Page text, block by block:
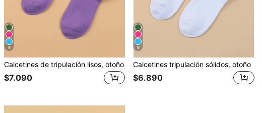
9
Calcetines de tripulación lisos, otoño
$7.090
9
Calcetines tripulación sólidos, otoño
$6.890